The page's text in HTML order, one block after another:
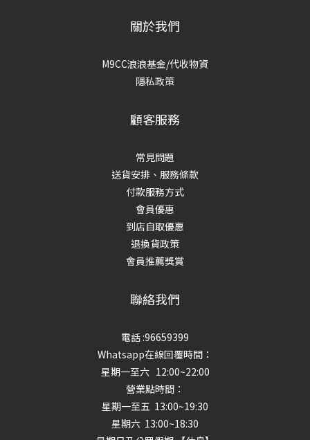
關於我們
M9CC浪浪基金/代收物資
隱私政策
顧客服務
常見問題
送貨安排、服務條款
付款服務方式
會員優惠
到店自取優惠
退換貨政策
會員推薦獎賞
聯絡我們
電話 :96659399
Whatsapp在線回覆時間：
星期一至六 12:00~22:00
營業點時間：
星期一至五 13:00~19:30
星期六 13:00~18:30